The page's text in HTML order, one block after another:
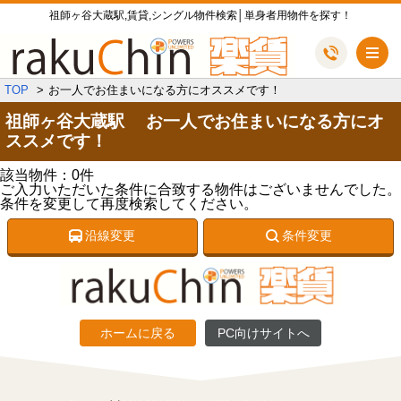
祖師ヶ谷大蔵駅,賃貸,シングル物件検索│単身者用物件を探す！
TOP お一人でお住まいになる方にオススメです！
祖師ヶ谷大蔵駅 お一人でお住まいになる方にオ
ススメです！
該当物件：0件
ご入力いただいた条件に合致する物件はございませんでした。
条件を変更して再度検索してください。
沿線変更 条件変更
ホームに戻る PC向けサイトへ